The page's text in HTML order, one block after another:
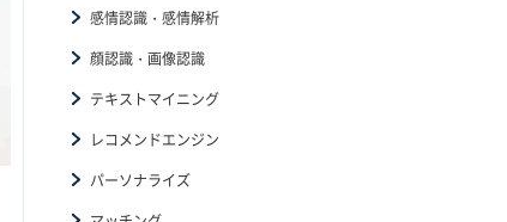
感情認識・感情解析
顔認識・画像認識
テキストマイニング
レコメンドエンジン
パーソナライズ